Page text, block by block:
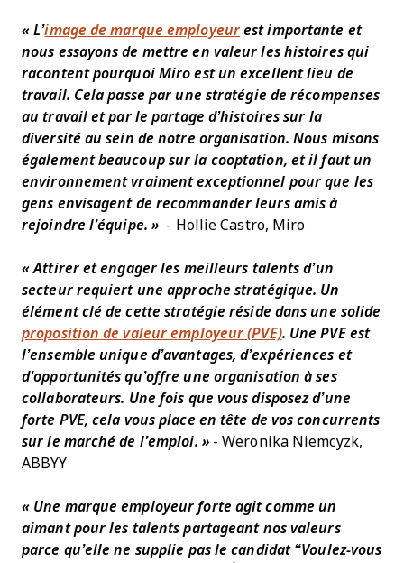
« L’image de marque employeurest importante et
nous essayons de mettre en valeur les histoires qui
racontent pourquoi Miro est un excellent lieu de
travail. Cela passe par une stratégie de récompenses
au travail et par le partage d’histoires sur la
diversité au sein de notre organisation. Nous misons
également beaucoup sur la cooptation, et il faut un
environnement vraiment exceptionnel pour que les
gens envisagent de recommander leurs amis à
rejoindre l’équipe. » - Hollie Castro, Miro
« Attirer et engager les meilleurs talents d’un
secteur requiert une approche stratégique. Un
élément clé de cette stratégie réside dans une solide
proposition de valeur employeur (PVE). Une PVE est
l’ensemble unique d’avantages, d’expériences et
d’opportunités qu’offre une organisation à ses
collaborateurs. Une fois que vous disposez d’une
forte PVE, cela vous place en tête de vos concurrents
sur le marché de l’emploi. »- Weronika Niemcyzk,
ABBYY
« Une marque employeur forte agit comme un
aimant pour les talents partageant nos valeurs
parce qu’elle ne supplie pas le candidat “Voulez-vous